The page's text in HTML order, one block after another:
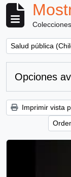
Colecciones
Remove filter:
Salud pública
Opciones
Imprimir vista